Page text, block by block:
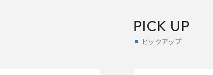
PICK UP
ピックアップ